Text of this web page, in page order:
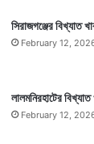
সিরাজগঞ্জের বিখ্যাত
February 12,
লালমনিরহাটের বিখ্যাত
February 12,